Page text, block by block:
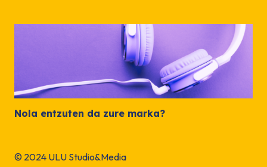
Nola entzuten da zure marka?
© 2024 ULU Studio&Media